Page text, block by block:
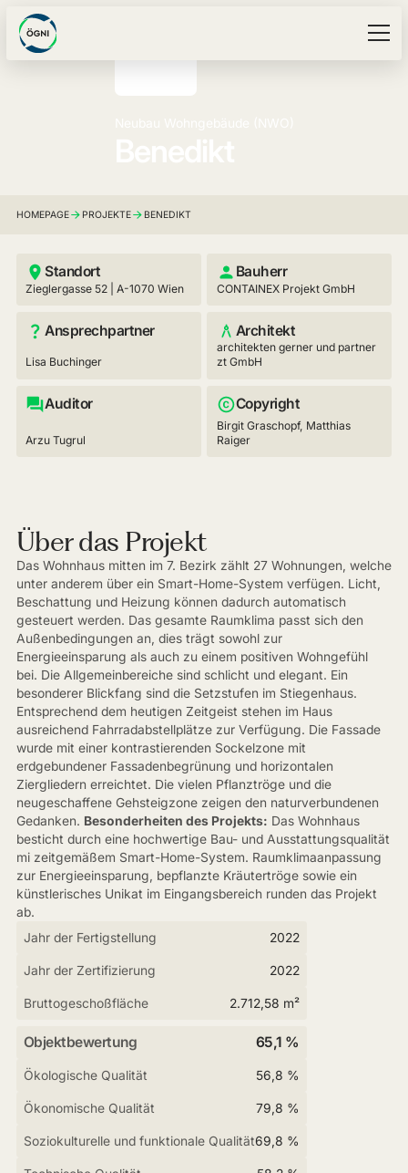
HOMEPAGE PROJEKTE BENEDIKT
Standort
Zieglergasse 52 | A-1070 Wien
Bauherr
CONTAINEX Projekt GmbH
Ansprechpartner
Lisa Buchinger
Architekt
architekten gerner und partner
zt GmbH
Auditor
Arzu Tugrul
Copyright
Birgit Graschopf, Matthias
Raiger
Über das Projekt
Das Wohnhaus mitten im 7. Bezirk zählt 27 Wohnungen, welche
unter anderem über ein Smart-Home-System verfügen. Licht,
Beschattung und Heizung können dadurch automatisch
gesteuert werden. Das gesamte Raumklima passt sich den
Außenbedingungen an, dies trägt sowohl zur
Energieeinsparung als auch zu einem positiven Wohngefühl
bei. Die Allgemeinbereiche sind schlicht und elegant. Ein
besonderer Blickfang sind die Setzstufen im Stiegenhaus.
Entsprechend dem heutigen Zeitgeist stehen im Haus
ausreichend Fahrradabstellplätze zur Verfügung. Die Fassade
wurde mit einer kontrastierenden Sockelzone mit
erdgebundener Fassadenbegrünung und horizontalen
Ziergliedern erreichtet. Die vielen Pflanztröge und die
neugeschaffene Gehsteigzone zeigen den naturverbundenen
Gedanken. Besonderheiten des Projekts: Das Wohnhaus
besticht durch eine hochwertige Bau- und Ausstattungsqualität
mi zeitgemäßem Smart-Home-System. Raumklimaanpassung
zur Energieeinsparung, bepflanzte Kräutertröge sowie ein
künstlerisches Unikat im Eingangsbereich runden das Projekt
ab.
Jahr der Fertigstellung
2022
Jahr der Zertifizierung 2022
Bruttogeschoßfläche 2.712,58 m²
Objektbewertung 65,1 %
Ökologische Qualität 56,8 %
Ökonomische Qualität 79,8 %
Soziokulturelle und funktionale Qualität69,8 %